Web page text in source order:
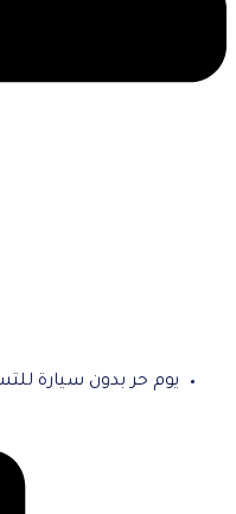
يوم حر بدون سيارة